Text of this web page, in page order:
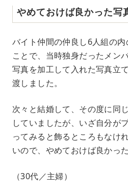
やめておけば良かった写
バイト仲間の仲良し6人組の
ことで、当時独身だったメン
写真を加工して入れた写真立
渡しました。
次々と結婚して、その度に同
していましたが、いざ自分が
ってみると飾るところもなけ
いので、やめておけば良かった
（30代／主婦）